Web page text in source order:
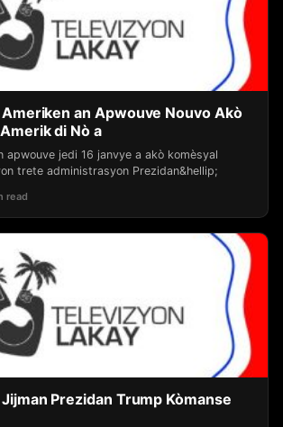
Ameriken an Apwouve Nouvo Akò
di Nò a
apwouve jedi 16 janvye a akò komèsyal
trete administrasyon Prezidan&hellip;
read
Prezidan Trump Kòmanse